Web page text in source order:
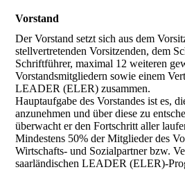
Vorstand
Der Vorstand setzt sich aus dem
stellvertretenden Vorsitzenden, dem
Schriftführer, maximal 12 weiteren
Vorstandsmitgliedern sowie einem
LEADER (ELER) zusammen.
Hauptaufgabe des Vorstandes ist es,
anzunehmen und über diese zu
überwacht er den Fortschritt aller
Mindestens 50% der Mitglieder des
Wirtschafts- und Sozialpartner bzw.
saarländischen LEADER (ELER)-